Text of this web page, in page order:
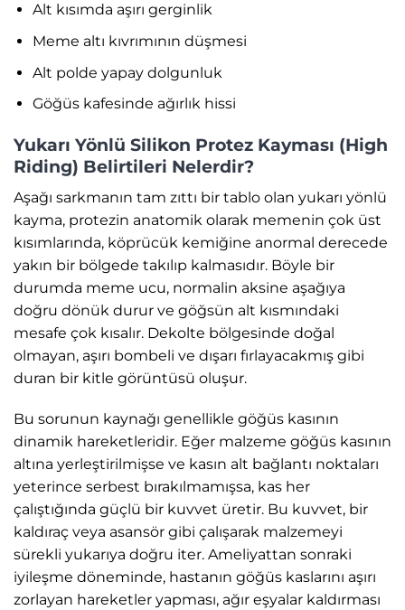
Alt kısımda aşırı gerginlik
Meme altı kıvrımının düşmesi
Alt polde yapay dolgunluk
Göğüs kafesinde ağırlık hissi
Yukarı Yönlü Silikon Protez Kayması (High
Riding) Belirtileri Nelerdir?
Aşağı sarkmanın tam zıttı bir tablo olan yukarı yönlü
kayma, protezin anatomik olarak memenin çok üst
kısımlarında, köprücük kemiğine anormal derecede
yakın bir bölgede takılıp kalmasıdır. Böyle bir
durumda meme ucu, normalin aksine aşağıya
doğru dönük durur ve göğsün alt kısmındaki
mesafe çok kısalır. Dekolte bölgesinde doğal
olmayan, aşırı bombeli ve dışarı fırlayacakmış gibi
duran bir kitle görüntüsü oluşur.
Bu sorunun kaynağı genellikle göğüs kasının
dinamik hareketleridir. Eğer malzeme göğüs kasının
altına yerleştirilmişse ve kasın alt bağlantı noktaları
yeterince serbest bırakılmamışsa, kas her
çalıştığında güçlü bir kuvvet üretir. Bu kuvvet, bir
kaldıraç veya asansör gibi çalışarak malzemeyi
sürekli yukarıya doğru iter. Ameliyattan sonraki
iyileşme döneminde, hastanın göğüs kaslarını aşırı
zorlayan hareketler yapması, ağır eşyalar kaldırması